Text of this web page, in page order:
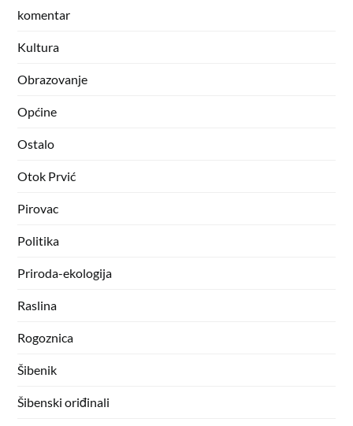
komentar
Kultura
Obrazovanje
Općine
Ostalo
Otok Prvić
Pirovac
Politika
Priroda-ekologija
Raslina
Rogoznica
Šibenik
Šibenski oriđinali